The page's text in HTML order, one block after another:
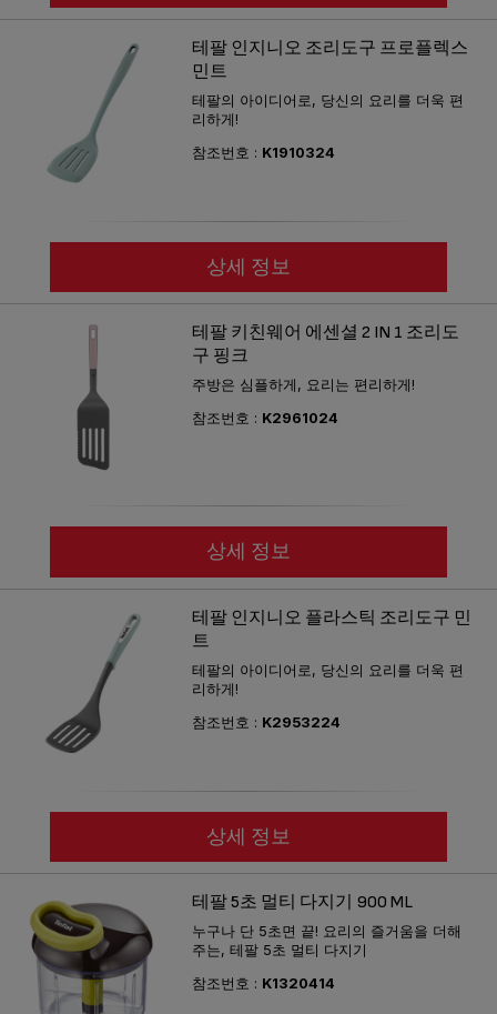
테팔 인지니오 조리도구 프로플렉스
민트
테팔의 아이디어로, 당신의 요리를 더욱 편
리하게!
참조번호 : K1910324
상세 정보
테팔 키친웨어 에센셜 2 IN 1 조리도
구 핑크
주방은 심플하게, 요리는 편리하게!
참조번호 : K2961024
상세 정보
테팔 인지니오 플라스틱 조리도구 민
트
테팔의 아이디어로, 당신의 요리를 더욱 편
리하게!
참조번호 : K2953224
상세 정보
테팔 5초 멀티 다지기 900 ML
누구나 단 5초면 끝! 요리의 즐거움을 더해
주는, 테팔 5초 멀티 다지기
참조번호 : K1320414